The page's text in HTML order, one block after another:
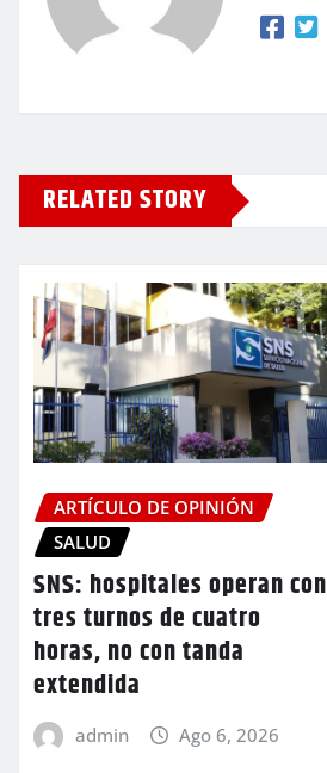
RELATED STORY
ARTÍCULO DE OPINIÓN
SALUD
SNS: hospitales operan con
tres turnos de cuatro
horas, no con tanda
extendida
admin Ago 6, 2026